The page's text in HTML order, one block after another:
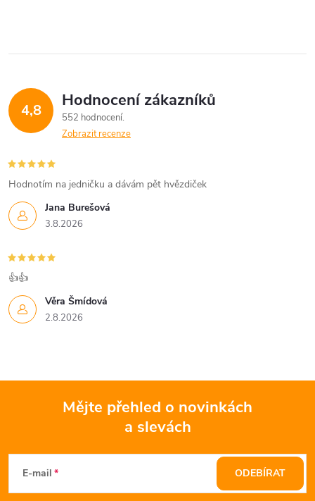
4,8 Hodnocení zákazníků
552 hodnocení
Zobrazit recenze
Jana Burešová
3.8.2026
Hodnotím na jedničku a dávám pět hvězdiček
Věra Šmídová
2.8.2026
👍👍
Mějte přehled o novinkách
a slevách
E-mail ODEBÍRAT